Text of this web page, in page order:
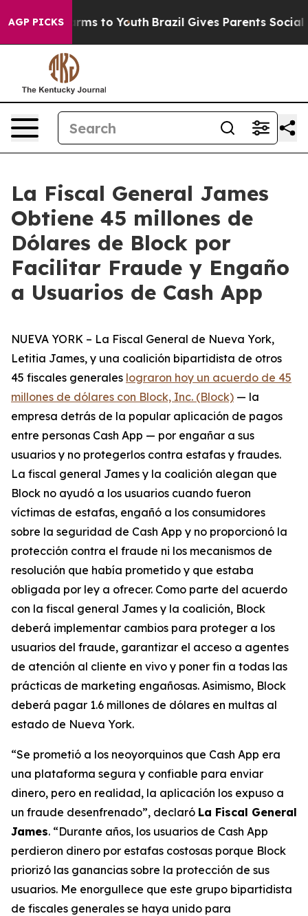
AGP PICKS
Harms to Youth Brazil Gives Parents Social
La Fiscal General James
Obtiene 45 millones de
Dólares de Block por
Facilitar Fraude y Engaño
a Usuarios de Cash App
NUEVA YORK – La Fiscal General de Nueva York,
Letitia James, y una coalición bipartidista de otros
45 fiscales generales lograron hoy un acuerdo de 45
millones de dólares con Block, Inc. (Block) — la
empresa detrás de la popular aplicación de pagos
entre personas Cash App — por engañar a sus
usuarios y no protegerlos contra estafas y fraudes.
La fiscal general James y la coalición alegan que
Block no ayudó a los usuarios cuando fueron
víctimas de estafas, engañó a los consumidores
sobre la seguridad de Cash App y no proporcionó la
protección contra el fraude ni los mecanismos de
resolución que había prometido y que estaba
obligada por ley a ofrecer. Como parte del acuerdo
con la fiscal general James y la coalición, Block
deberá implementar cambios para proteger a los
usuarios del fraude, garantizar el acceso a agentes
de atención al cliente en vivo y poner fin a todas las
prácticas de marketing engañosas. Asimismo, Block
deberá pagar 1.6 millones de dólares en multas al
estado de Nueva York.
“Se prometió a los neoyorquinos que Cash App era
una plataforma segura y confiable para enviar
dinero, pero en realidad, la aplicación los expuso a
un fraude desenfrenado”, declaró La Fiscal General
James. “Durante años, los usuarios de Cash App
perdieron dinero por estafas costosas porque Block
priorizó las ganancias sobre la protección de sus
usuarios. Me enorgullece que este grupo bipartidista
de fiscales generales se haya unido para